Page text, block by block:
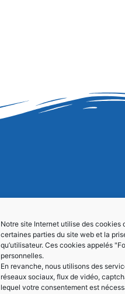
Notre site Internet utilise des
certaines parties du site web et la
qu’utilisateur. Ces cookies appelés
personnelles.
En revanche, nous utilisons des
réseaux sociaux, flux de vidéo,
lequel votre consentement est
Formulaire de